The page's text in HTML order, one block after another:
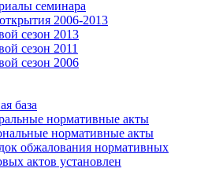
семинара
2006-2013
сезон 2013
сезон 2011
сезон 2006
база
нормативные акты
нормативные акты
обжалования нормативных
актов установлен